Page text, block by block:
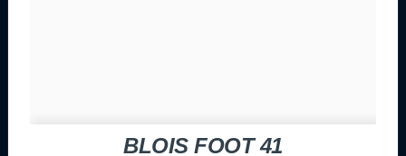
BLOIS FOOT 41